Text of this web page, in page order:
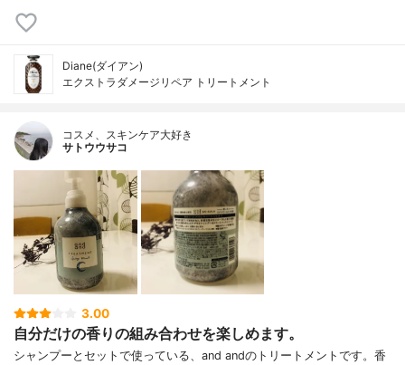
Diane(ダイアン)
エクストラダメージリペア トリートメント
コスメ、スキンケア大好き
サトウウサコ
3.00
自分だけの香りの組み合わせを楽しめます。
シャンプーとセットで使っている、and andのトリートメントです。香